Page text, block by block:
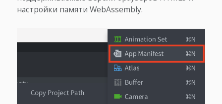
настройки памяти WebAssembly.